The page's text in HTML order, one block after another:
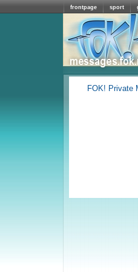
frontpage sport
FOK! Private